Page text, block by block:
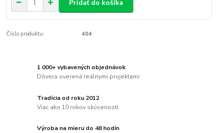
Pridať do košíka
Číslo produktu: 404
1 000+ vybavených objednávok
Dôvera overená reálnymi projektami
Tradícia od roku 2012
Viac ako 10 rokov skúseností
Výroba na mieru do 48 hodín